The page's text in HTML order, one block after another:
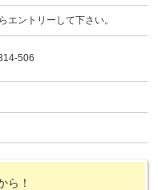
エントリーして下さい。
506
ら！